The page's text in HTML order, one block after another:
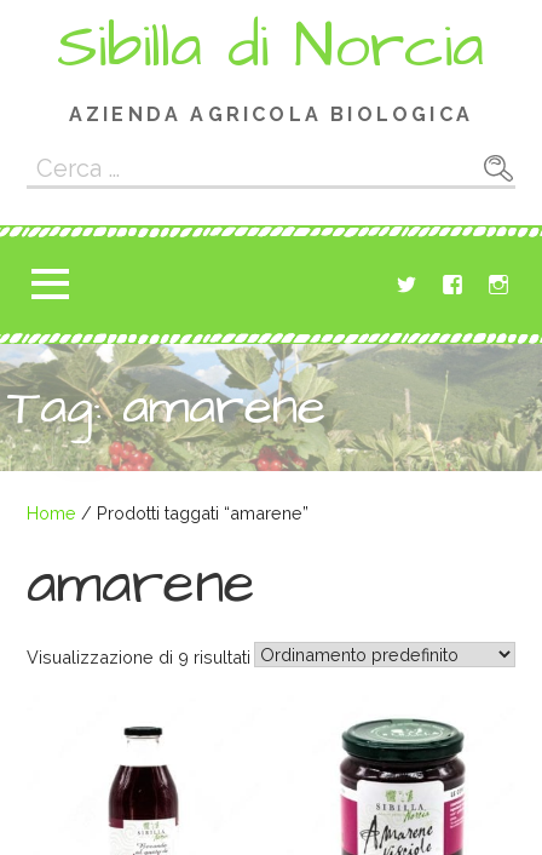
Sibilla di Norcia
AZIENDA AGRICOLA BIOLOGICA
Ricerca
per:
Tag: amarene
Home / Prodotti taggati “amarene”
amarene
Visualizzazione di 9 risultati